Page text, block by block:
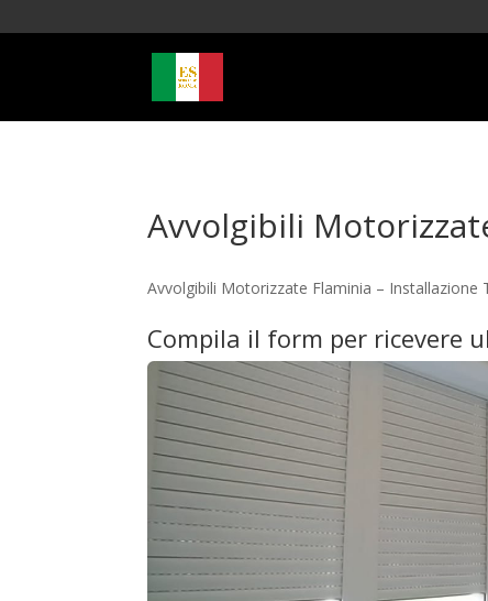
Avvolgibili
Avvolgibili Motorizzate Flaminia –
Compila il form per ricevere